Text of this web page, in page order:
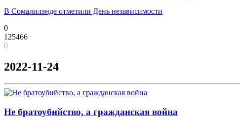
В Сомалилэнде отметили День независимости
0
125466
0
2022-11-24
Не братоубийство, а гражданская война